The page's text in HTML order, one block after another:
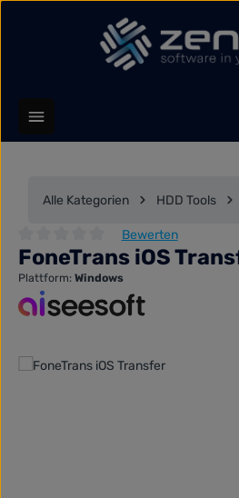
Zum Hauptinhalt springen
Alle Kategorien HDD Tools
Durchschnittliche Bewertung von 0
Bewerten
FoneTrans iOS
Plattform: Windows
Bildergalerie überspringen